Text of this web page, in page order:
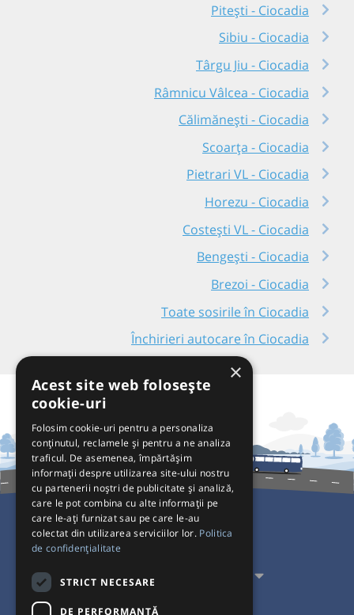
Pitești - Ciocadia
Sibiu - Ciocadia
Târgu Jiu - Ciocadia
Râmnicu Vâlcea - Ciocadia
Călimănești - Ciocadia
Scoarța - Ciocadia
Pietrari VL - Ciocadia
Horezu - Ciocadia
Costești VL - Ciocadia
Bengești - Ciocadia
Brezoi - Ciocadia
Toate sosirile în Ciocadia
Închirieri autocare în Ciocadia
Pentru Călători
Pentru Transportatori
Interacționăm
×
Acest site web folosește
cookie-uri
Folosim cookie-uri pentru a personaliza
conținutul, reclamele și pentru a ne analiza
traficul. De asemenea, împărtășim
informații despre utilizarea site-ului nostru
cu partenerii noștri de publicitate și analiză,
care le pot combina cu alte informații pe
care le-ați furnizat sau pe care le-au
colectat din utilizarea serviciilor lor. Politica
de confidențialitate
STRICT NECESARE
DE PERFORMANȚĂ